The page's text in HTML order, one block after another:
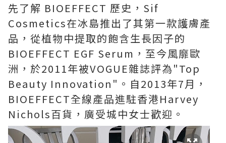
先了解 BIOEFFECT 歷史，Sif
Cosmetics在冰島推出了其第一款護膚產
品，從植物中提取的飽含生長因子的
BIOEFFECT EGF Serum，至今風靡歐
洲，於2011年被VOGUE雜誌評為"Top
Beauty Innovation"。自2013年7月，
BIOEFFECT全線產品進駐香港Harvey
Nichols百貨，廣受城中女士歡迎。